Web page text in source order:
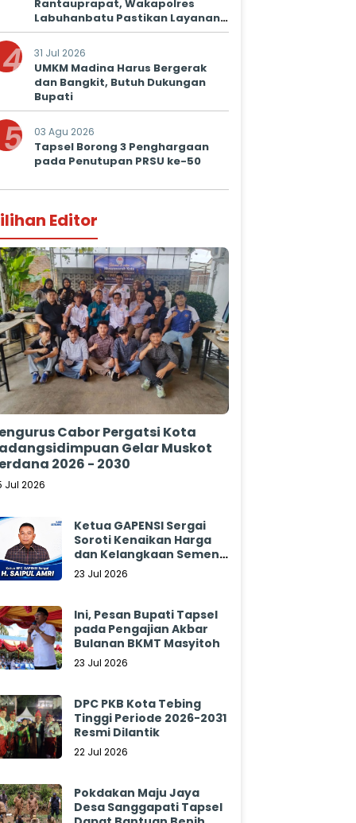
Rantauprapat, Wakapolres
Labuhanbatu Pastikan Layanan
Prima untuk Masyarakat
4 31 Jul 2026
UMKM Madina Harus Bergerak
dan Bangkit, Butuh Dukungan
Bupati
5 03 Agu 2026
Tapsel Borong 3 Penghargaan
pada Penutupan PRSU ke-50
Editor
Cabor Pergatsi Kota
Gelar Muskot
2026 - 2030
Jul 2026
Ketua GAPENSI Sergai
Soroti Kenaikan Harga
dan Kelangkaan Semen,
Minta Pemerintah
23 Jul 2026
Ini, Pesan Bupati Tapsel
pada Pengajian Akbar
Bulanan BKMT Masyitoh
23 Jul 2026
DPC PKB Kota Tebing
Tinggi Periode 2026-2031
Resmi Dilantik
22 Jul 2026
Pokdakan Maju Jaya
Desa Sanggapati Tapsel